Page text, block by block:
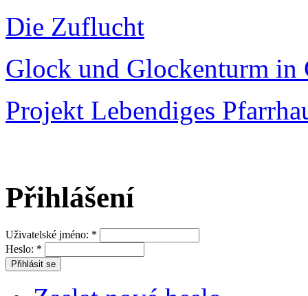
Die Zuflucht
Glock und Glockenturm in
Projekt Lebendiges
Přihlášení
Uživatelské jméno: *
Heslo: *